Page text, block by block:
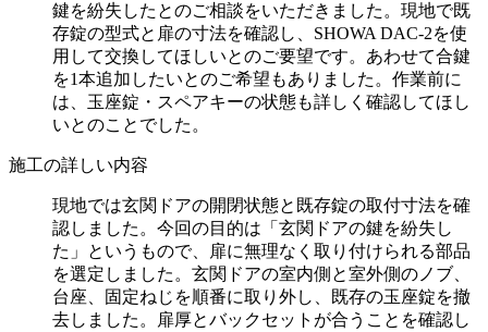
鍵を紛失したとのご相談をいただきました。現地で既
存錠の型式と扉の寸法を確認し、SHOWA DAC-2を使
用して交換してほしいとのご要望です。あわせて合鍵
を1本追加したいとのご希望もありました。作業前に
は、玉座錠・スペアキーの状態も詳しく確認してほし
いとのことでした。
施工の詳しい内容
現地では玄関ドアの開閉状態と既存錠の取付寸法を確
認しました。今回の目的は「玄関ドアの鍵を紛失し
た」というもので、扉に無理なく取り付けられる部品
を選定しました。玄関ドアの室内側と室外側のノブ、
台座、固定ねじを順番に取り外し、既存の玉座錠を撤
去しました。扉厚とバックセットが合うことを確認し